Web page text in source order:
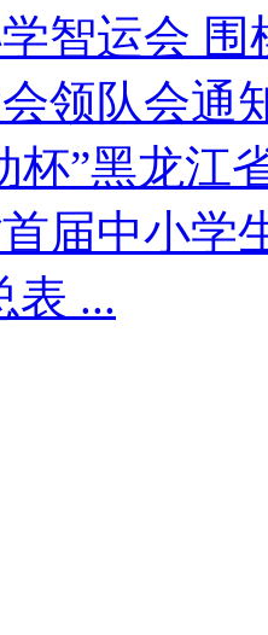
智运会
领队会通
杯”黑龙江
届中小学
表 ...